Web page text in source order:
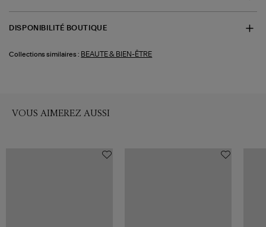
DISPONIBILITÉ BOUTIQUE
Collections similaires : BEAUTE & BIEN-ÊTRE
VOUS AIMEREZ AUSSI